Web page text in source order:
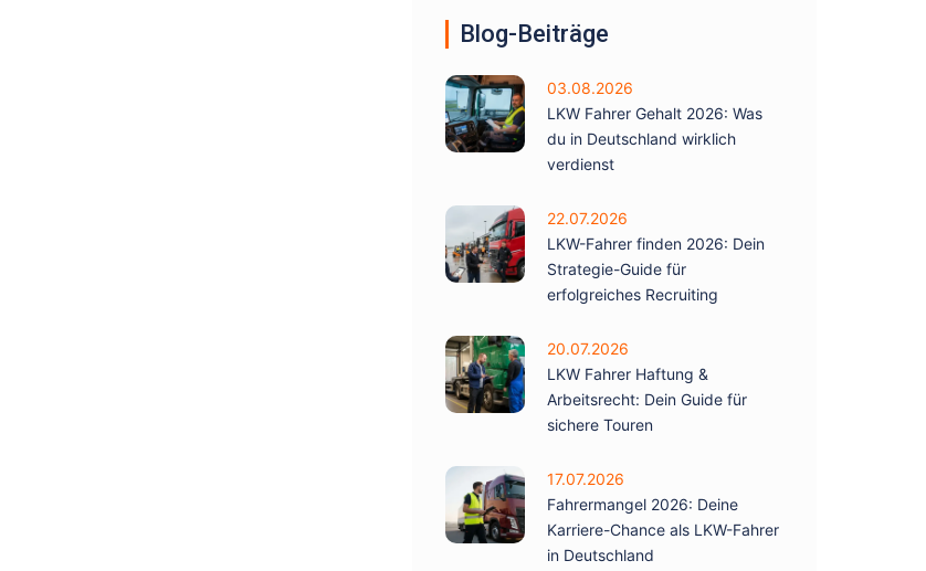
Blog-Beiträge
03.08.2026
LKW Fahrer Gehalt 2026: Was
du in Deutschland wirklich
verdienst
22.07.2026
LKW-Fahrer finden 2026: Dein
Strategie-Guide für
erfolgreiches Recruiting
20.07.2026
LKW Fahrer Haftung &
Arbeitsrecht: Dein Guide für
sichere Touren
17.07.2026
Fahrermangel 2026: Deine
Karriere-Chance als LKW-Fahrer
in Deutschland